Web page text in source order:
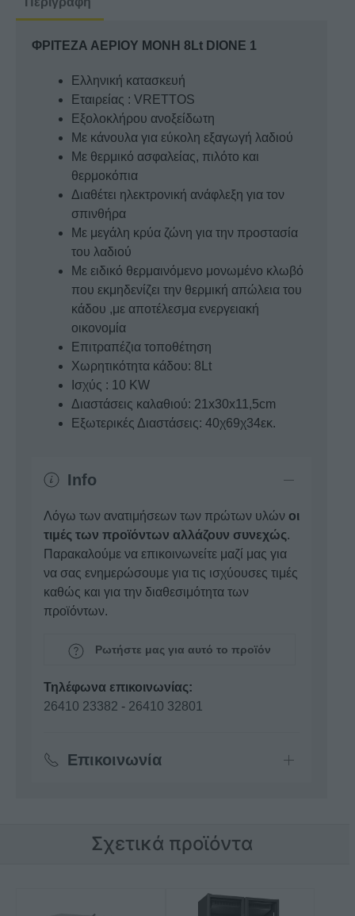
ποσότητα
ΦΡΙΤΕΖΑ ΑΕΡΙΟΥ ΜΟΝΗ 8Lt DIONE 1
Ελληνική κατασκευή
Εταιρείας : VRETTOS
Εξολοκλήρου ανοξείδωτη
Με κάνουλα για εύκολη εξαγωγή λαδιού
Με θερμικό ασφαλείας, πιλότο και
θερμοκόπια
Διαθέτει ηλεκτρονική ανάφλεξη για τον
σπινθήρα
Με μεγάλη κρύα ζώνη για την προστασία
του λαδιού
Με ειδικό θερμαινόμενο μονωμένο κλωβό
που εκμηδενίζει την θερμική απώλεια του
κάδου ,με αποτέλεσμα ενεργειακή
οικονομία
Επιτραπέζια τοποθέτηση
Χωρητικότητα κάδου: 8Lt
Ισχύς : 10 KW
Διαστάσεις καλαθιού: 21x30x11,5cm
Eξωτερικές Διαστάσεις: 40χ69χ34εκ.
Info
Λόγω των ανατιμήσεων των πρώτων υλών οι
τιμές των προϊόντων αλλάζουν συνεχώς.
Παρακαλούμε να επικοινωνείτε μαζί μας για
να σας ενημερώσουμε για τις ισχύουσες τιμές
καθώς και για την διαθεσιμότητα των
προϊόντων.
Ρωτήστε μας για αυτό το προϊόν
Τηλέφωνα επικοινωνίας:
26410 23382 - 26410 32801
Επικοινωνία
Σχετικά προϊόντα